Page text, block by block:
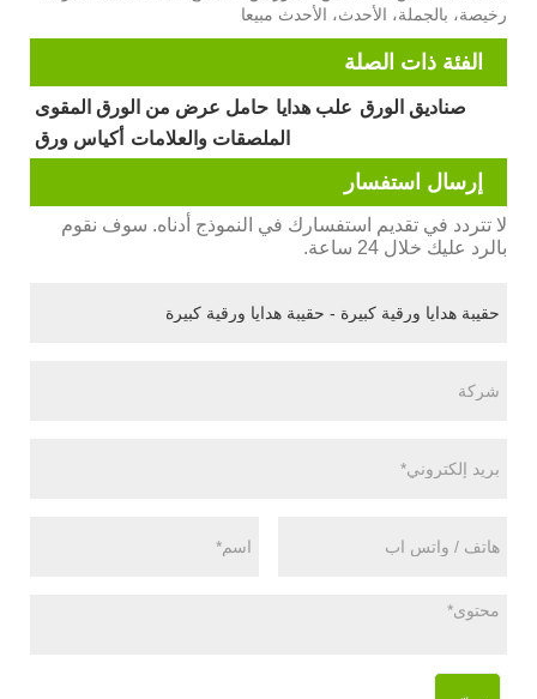
رخيصة، بالجملة، الأحدث، الأحدث مبيعا
الفئة ذات الصلة
حامل عرض من الورق المقوى علب هدايا صناديق الورق
أكياس ورق الملصقات والعلامات
إرسال استفسار
لا تتردد في تقديم استفسارك في النموذج أدناه. سوف نقوم
بالرد عليك خلال 24 ساعة.